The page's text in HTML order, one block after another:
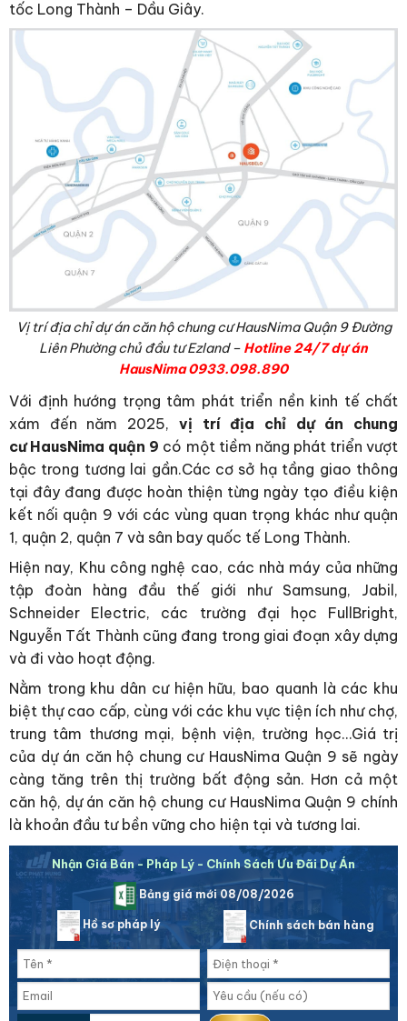
tốc Long Thành – Dầu Giây.
Vị trí địa chỉ dự án căn hộ chung cư HausNima Quận 9 Đường
Liên Phường chủ đầu tư Ezland – Hotline 24/7 dự án
HausNima 0933.098.890
Với định hướng trọng tâm phát triển nền kinh tế chất
xám đến năm 2025, vị trí địa chỉ dự án chung
cư HausNima quận 9 có một tiềm năng phát triển vượt
bậc trong tương lai gần.Các cơ sở hạ tầng giao thông
tại đây đang được hoàn thiện từng ngày tạo điều kiện
kết nối quận 9 với các vùng quan trọng khác như quận
1, quận 2, quận 7 và sân bay quốc tế Long Thành.
Hiện nay, Khu công nghệ cao, các nhà máy của những
tập đoàn hàng đầu thế giới như Samsung, Jabil,
Schneider Electric, các trường đại học FullBright,
Nguyễn Tất Thành cũng đang trong giai đoạn xây dựng
và đi vào hoạt động.
Nằm trong khu dân cư hiện hữu, bao quanh là các khu
biệt thự cao cấp, cùng với các khu vực tiện ích như chợ,
trung tâm thương mại, bệnh viện, trường học…Giá trị
của dự án căn hộ chung cư HausNima Quận 9 sẽ ngày
càng tăng trên thị trường bất động sản. Hơn cả một
căn hộ, dự án căn hộ chung cư HausNima Quận 9 chính
là khoản đầu tư bền vững cho hiện tại và tương lai.
Nhận Giá Bán - Pháp Lý - Chính Sách Ưu Đãi Dự Án
Bảng giá mới 08/08/2026
Hồ sơ pháp lý Chính sách bán hàng